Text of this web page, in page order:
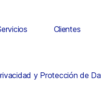
Clientes
y Protección de